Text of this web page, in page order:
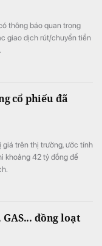
thông báo quan trọng
giao dịch rút/chuyển tiền
cổ phiếu đã
giá trên thị trường, ước tính
khoảng 42 tỷ đồng để
GAS... đồng loạt